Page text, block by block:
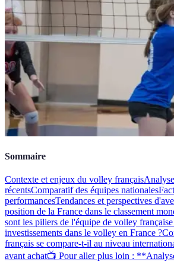
Sommaire
Contexte et enjeux du volley français
récentsComparatif des équipes nationales
performancesTendances et perspectives
position de la France dans le classement
sont les piliers de l'équipe de volley française
investissements dans le volley en France ?
français se compare-t-il au niveau
avant achat📺 Pour aller plus loin :